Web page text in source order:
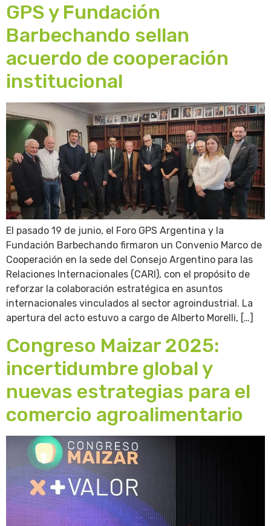
GPS y Fundación
Barbechando sellan
acuerdo de cooperación
institucional
El pasado 19 de junio, el Foro GPS Argentina y la
Fundación Barbechando firmaron un Convenio Marco de
Cooperación en la sede del Consejo Argentino para las
Relaciones Internacionales (CARI), con el propósito de
reforzar la colaboración estratégica en asuntos
internacionales vinculados al sector agroindustrial. La
apertura del acto estuvo a cargo de Alberto Morelli, […]
Congreso Maizar 2025:
incertidumbre global y
nuevas estrategias para el
comercio agroalimentario